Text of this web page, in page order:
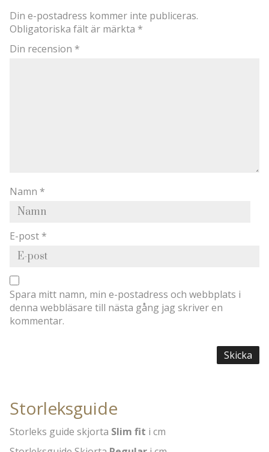
Din e-postadress kommer inte publiceras.
Obligatoriska fält är märkta *
Din recension *
Namn *
E-post *
Spara mitt namn, min e-postadress och webbplats i
denna webbläsare till nästa gång jag skriver en
kommentar.
Storleksguide
Storleks guide skjorta Slim fit i cm